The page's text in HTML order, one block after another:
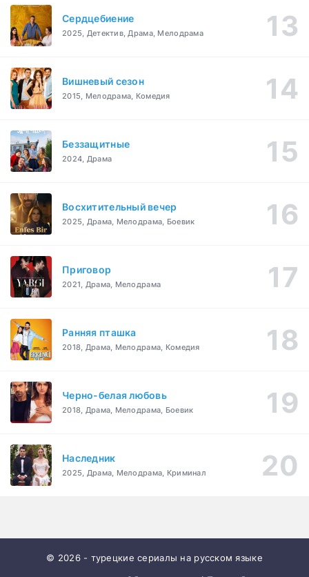
Сердцебиение
2025, Детектив, Драма, Мелодрама
Вишневый сезон
2015, Мелодрама, Комедия
Беззащитные
2024, Драма
Восхитительный вечер
2025, Драма, Мелодрама, Боевик
Приговор
2021, Драма, Мелодрама
Ранняя пташка
2018, Драма, Мелодрама, Комедия
Черно-белая любовь
2018, Драма, Мелодрама, Боевик
Наследник
2025, Драма, Мелодрама, Криминал
© 2026 - турецкие сериалы на русском языке